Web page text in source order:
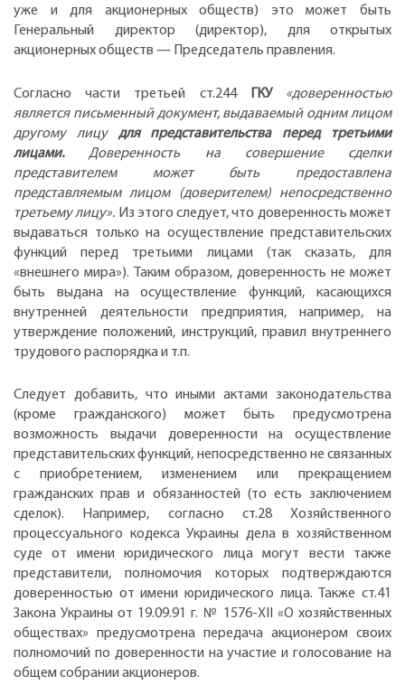
уже и для акционерных обществ) это может быть
Генеральный директор (директор), для открытых
акционерных обществ — Председатель правления.
Согласно части третьей ст.244 ГКУ«доверенностью
является письменный документ, выдаваемый одним лицом
другому лицу для представительства перед третьими
лицами.Доверенность на совершение сделки
представителем может быть предоставлена
представляемым лицом (доверителем) непосредственно
третьему лицу». Из этого следует, что доверенность может
выдаваться только на осуществление представительских
функций перед третьими лицами (так сказать, для
«внешнего мира»). Таким образом, доверенность не может
быть выдана на осуществление функций, касающихся
внутренней деятельности предприятия, например, на
утверждение положений, инструкций, правил внутреннего
трудового распорядка и т.п.
Следует добавить, что иными актами законодательства
(кроме гражданского) может быть предусмотрена
возможность выдачи доверенности на осуществление
представительских функций, непосредственно не связанных
с приобретением, изменением или прекращением
гражданских прав и обязанностей (то есть заключением
сделок). Например, согласно ст.28 Хозяйственного
процессуального кодекса Украины дела в хозяйственном
суде от имени юридического лица могут вести также
представители, полномочия которых подтверждаются
доверенностью от имени юридического лица. Также ст.41
Закона Украины от 19.09.91 г. № 1576-XII «О хозяйственных
обществах» предусмотрена передача акционером своих
полномочий по доверенности на участие и голосование на
общем собрании акционеров.